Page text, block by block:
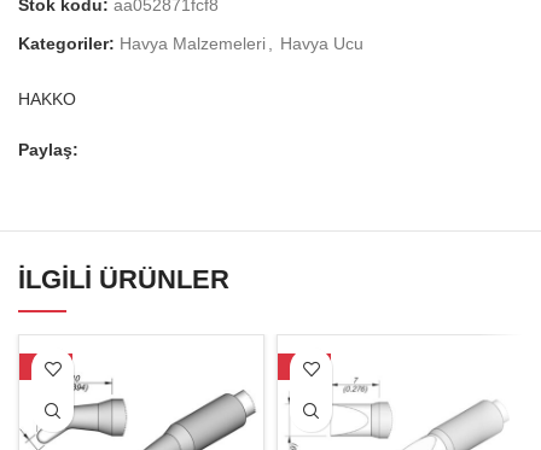
Stok kodu: aa052871fcf8
Kategoriler: Havya Malzemeleri Havya Ucu
HAKKO
Paylaş:
İLGILI ÜRÜNLER
-25% -27%